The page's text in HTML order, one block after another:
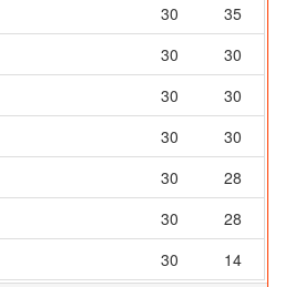
30
35
30
30
30
30
30
30
30
28
30
28
30 14